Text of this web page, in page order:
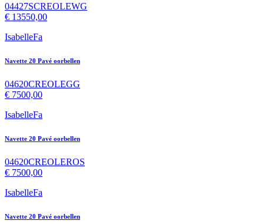
04427SCREOLEWG
€ 13550,00
IsabelleFa
Navette 20 Pavé oorbellen
04620CREOLEGG
€ 7500,00
IsabelleFa
Navette 20 Pavé oorbellen
04620CREOLEROS
€ 7500,00
IsabelleFa
Navette 20 Pavé oorbellen